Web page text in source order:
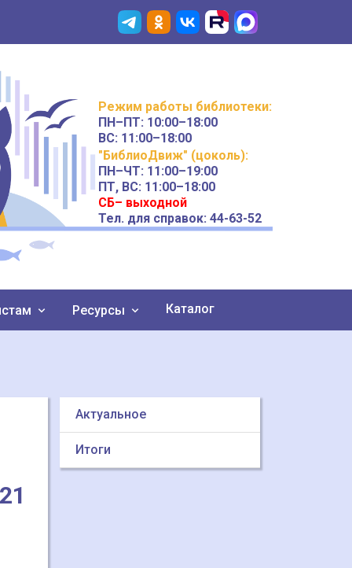
Режим работы библиотеки:
ПН–ПТ: 10:00–18:00
ВС: 11:00–18:00
"БиблиоДвиж" (цоколь):
ПН–ЧТ: 11:00–19:00
ПТ, ВС: 11:00–18:00
СБ– выходной
Тел. для справок: 44-63-52
Ресурсы Каталог
Актуальное
Итоги